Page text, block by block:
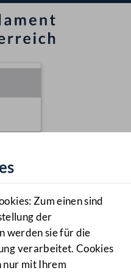
Zum einen sind
der
werden sie für die
verarbeitet. Cookies
nur mit Ihrem